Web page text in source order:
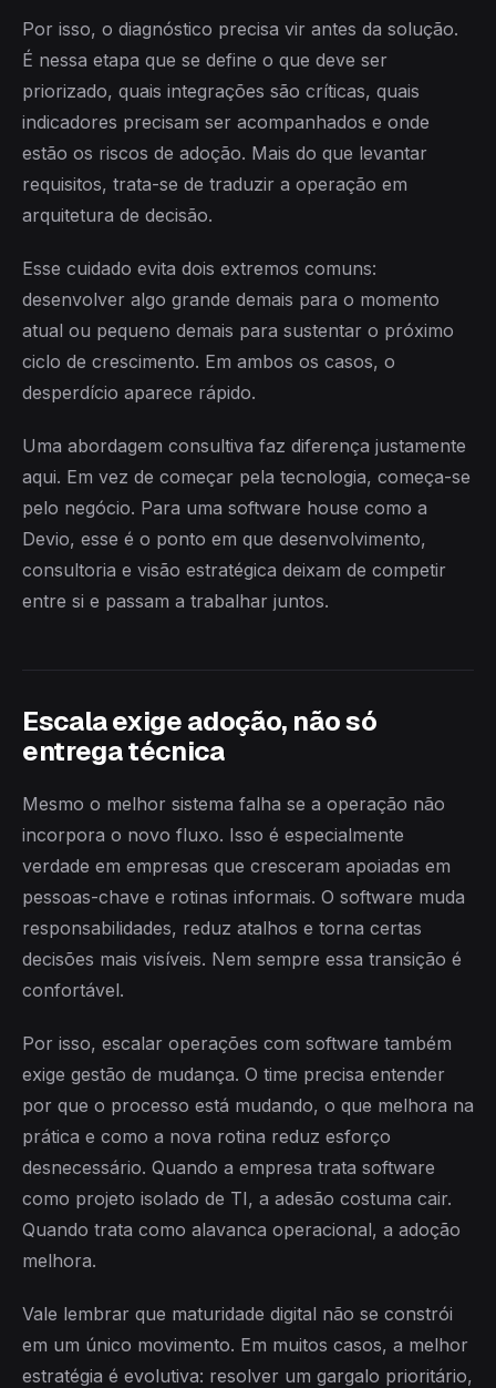
Por isso, o diagnóstico precisa vir antes da solução.
É nessa etapa que se define o que deve ser
priorizado, quais integrações são críticas, quais
indicadores precisam ser acompanhados e onde
estão os riscos de adoção. Mais do que levantar
requisitos, trata-se de traduzir a operação em
arquitetura de decisão.
Esse cuidado evita dois extremos comuns:
desenvolver algo grande demais para o momento
atual ou pequeno demais para sustentar o próximo
ciclo de crescimento. Em ambos os casos, o
desperdício aparece rápido.
Uma abordagem consultiva faz diferença justamente
aqui. Em vez de começar pela tecnologia, começa-se
pelo negócio. Para uma software house como a
Devio, esse é o ponto em que desenvolvimento,
consultoria e visão estratégica deixam de competir
entre si e passam a trabalhar juntos.
Escala exige adoção, não só
entrega técnica
Mesmo o melhor sistema falha se a operação não
incorpora o novo fluxo. Isso é especialmente
verdade em empresas que cresceram apoiadas em
pessoas-chave e rotinas informais. O software muda
responsabilidades, reduz atalhos e torna certas
decisões mais visíveis. Nem sempre essa transição é
confortável.
Por isso, escalar operações com software também
exige gestão de mudança. O time precisa entender
por que o processo está mudando, o que melhora na
prática e como a nova rotina reduz esforço
desnecessário. Quando a empresa trata software
como projeto isolado de TI, a adesão costuma cair.
Quando trata como alavanca operacional, a adoção
melhora.
Vale lembrar que maturidade digital não se constrói
em um único movimento. Em muitos casos, a melhor
estratégia é evolutiva: resolver um gargalo prioritário,